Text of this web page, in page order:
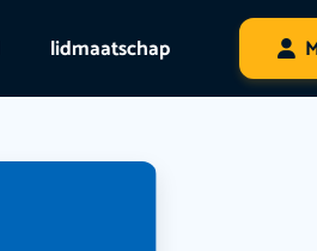
lidmaatschap